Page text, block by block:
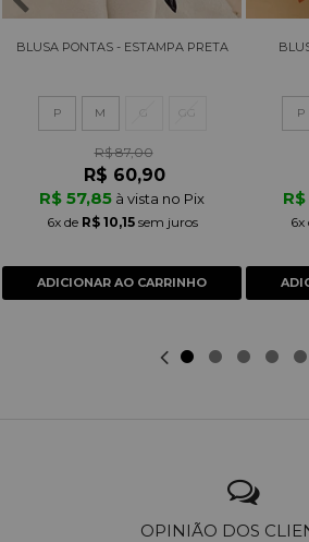
BLUSA PONTAS - ESTAMPA PRETA
P M G GG
R$ 87,00
R$ 60,90
R$ 57,85 à vista no Pix
6xde R$ 10,15sem juros
ADICIONAR AO CARRINHO
P
6x
OPINIÃO DOS